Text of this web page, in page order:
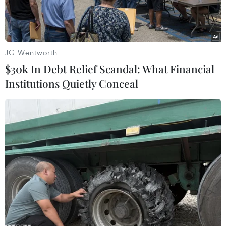
Ảnh minh họa. (Nguồn: Yonhap)
Cục Hàng không Liên bang Mỹ (FAA) ngày 7/1
cho biết đã nhất trí hợp tác với Văn phòng Hàng
không Dân dụng Hàn Quốc (KOCA) trong việc
phát triển và vận hành dịch vụ taxi hàng không
JG Wentworth
$30k In Debt Relief Scandal: What Financial
Institutions Quietly Conceal